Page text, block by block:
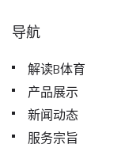
导航
解读B体育
产品展示
新闻动态
服务宗旨